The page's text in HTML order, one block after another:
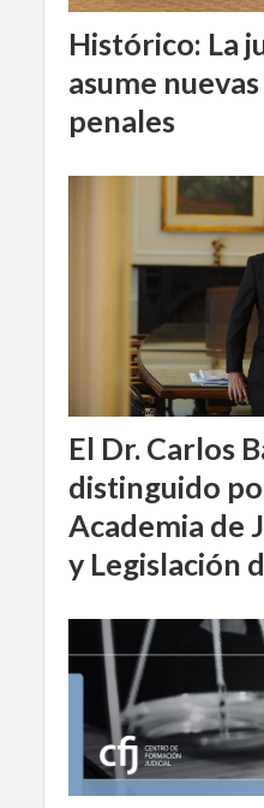
Histórico: La
asume
penales
El Dr. Carlos
distinguido
Academia de
y Legislación